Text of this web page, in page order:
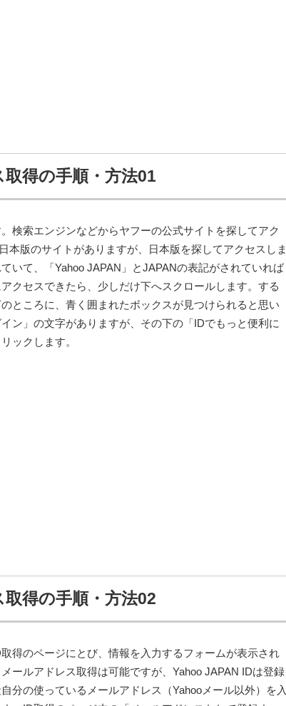
得の手順・方法01
検索エンジンなどからヤフーの公式サイトを探してアク
本版のサイトがありますが、日本版を探してアクセスしま
いて、「Yahoo JAPAN」とJAPANの表記がされていれば
クセスできたら、少しだけ下へスクロールします。する
ところに、青く囲まれたボックスが見つけられると思い
ン」の文字がありますが、その下の「IDでもっと便利に
ックします。
得の手順・方法02
得のページにとび、情報を入力するフォームが表示され
ールアドレス取得は可能ですが、Yahoo JAPAN IDは登録
分の使っているメールアドレス（Yahooメール以外）を入